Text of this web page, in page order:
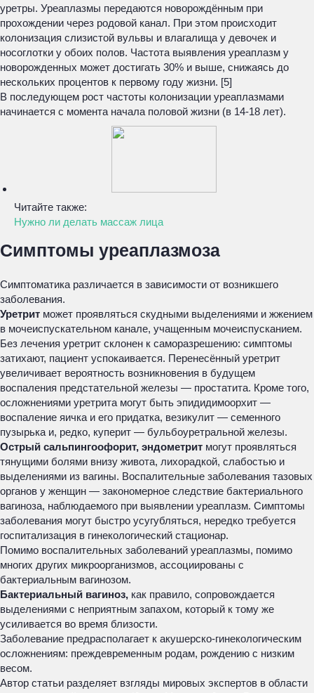
уретры. Уреаплазмы передаются новорождённым при
прохождении через родовой канал. При этом происходит
колонизация слизистой вульвы и влагалища у девочек и
носоглотки у обоих полов. Частота выявления уреаплазм у
новорожденных может достигать 30% и выше, снижаясь до
нескольких процентов к первому году жизни. [5]
В последующем рост частоты колонизации уреаплазмами
начинается с момента начала половой жизни (в 14-18 лет).
Читайте также:
Нужно ли делать массаж лица
Симптомы уреаплазмоза
Симптоматика различается в зависимости от возникшего
заболевания.
Уретрит может проявляться скудными выделениями и жжением
в мочеиспускательном канале, учащенным мочеиспусканием.
Без лечения уретрит склонен к саморазрешению: симптомы
затихают, пациент успокаивается. Перенесённый уретрит
увеличивает вероятность возникновения в будущем
воспаления предстательной железы — простатита. Кроме того,
осложнениями уретрита могут быть эпидидимоорхит —
воспаление яичка и его придатка, везикулит — семенного
пузырька и, редко, куперит — бульбоуретральной железы.
Острый сальпингоофорит, эндометрит могут проявляться
тянущими болями внизу живота, лихорадкой, слабостью и
выделениями из вагины. Воспалительные заболевания тазовых
органов у женщин — закономерное следствие бактериального
вагиноза, наблюдаемого при выявлении уреаплазм. Симптомы
заболевания могут быстро усугубляться, нередко требуется
госпитализация в гинекологический стационар.
Помимо воспалительных заболеваний уреаплазмы, помимо
многих других микроорганизмов, ассоциированы с
бактериальным вагинозом.
Бактериальный вагиноз, как правило, сопровождается
выделениями с неприятным запахом, который к тому же
усиливается во время близости.
Заболевание предрасполагает к акушерско-гинекологическим
осложнениям: преждевременным родам, рождению с низким
весом.
Автор статьи разделяет взгляды мировых экспертов в области